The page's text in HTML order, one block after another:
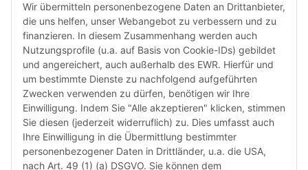
„6-
das
Wir übermitteln personenbezogene Daten an Drittanbieter,
die uns helfen, unser Webangebot zu verbessern und zu
finanzieren. In diesem Zusammenhang werden auch
Nutzungsprofile (u.a. auf Basis von Cookie-IDs) gebildet
und angereichert, auch außerhalb des EWR. Hierfür und
um bestimmte Dienste zu nachfolgend aufgeführten
Zwecken verwenden zu dürfen, benötigen wir Ihre
Einwilligung. Indem Sie "Alle akzeptieren" klicken, stimmen
Sie diesen (jederzeit widerruflich) zu. Dies umfasst auch
Ihre Einwilligung in die Übermittlung bestimmter
personenbezogener Daten in Drittländer, u.a. die USA,
nach Art. 49 (1) (a) DSGVO. Sie können dem